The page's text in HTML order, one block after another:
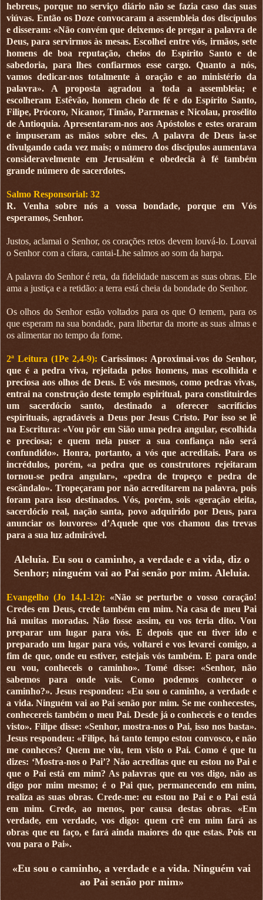
hebreus, porque no serviço diário não se fazia caso das suas
viúvas. Então os Doze convocaram a assembleia dos discípulos
e disseram: «Não convém que deixemos de pregar a palavra de
Deus, para servirmos às mesas. Escolhei entre vós, irmãos, sete
homens de boa reputação, cheios do Espírito Santo e de
sabedoria, para lhes confiarmos esse cargo. Quanto a nós,
vamos dedicar-nos totalmente à oração e ao ministério da
palavra». A proposta agradou a toda a assembleia; e
escolheram Estêvão, homem cheio de fé e do Espírito Santo,
Filipe, Prócoro, Nicanor, Timão, Parmenas e Nicolau, prosélito
de Antioquia. Apresentaram-nos aos Apóstolos e estes oraram
e impuseram as mãos sobre eles. A palavra de Deus ia-se
divulgando cada vez mais; o número dos discípulos aumentava
consideravelmente em Jerusalém e obedecia à fé também
grande número de sacerdotes.
Salmo Responsorial: 32
R. Venha sobre nós a vossa bondade, porque em Vós
esperamos, Senhor.
Justos, aclamai o Senhor, os corações retos devem louvá-lo. Louvai
o Senhor com a cítara, cantai-Lhe salmos ao som da harpa.
A palavra do Senhor é reta, da fidelidade nascem as suas obras. Ele
ama a justiça e a retidão: a terra está cheia da bondade do Senhor.
Os olhos do Senhor estão voltados para os que O temem, para os
que esperam na sua bondade, para libertar da morte as suas almas e
os alimentar no tempo da fome.
2ª Leitura (1Pe 2,4-9): Caríssimos: Aproximai-vos do Senhor,
que é a pedra viva, rejeitada pelos homens, mas escolhida e
preciosa aos olhos de Deus. E vós mesmos, como pedras vivas,
entrai na construção deste templo espiritual, para constituirdes
um sacerdócio santo, destinado a oferecer sacrifícios
espirituais, agradáveis a Deus por Jesus Cristo. Por isso se lê
na Escritura: «Vou pôr em Sião uma pedra angular, escolhida
e preciosa; e quem nela puser a sua confiança não será
confundido». Honra, portanto, a vós que acreditais. Para os
incrédulos, porém, «a pedra que os construtores rejeitaram
tornou-se pedra angular», «pedra de tropeço e pedra de
escândalo». Tropeçaram por não acreditarem na palavra, pois
foram para isso destinados. Vós, porém, sois «geração eleita,
sacerdócio real, nação santa, povo adquirido por Deus, para
anunciar os louvores» d’Aquele que vos chamou das trevas
para a sua luz admirável.
Aleluia. Eu sou o caminho, a verdade e a vida, diz o
Senhor; ninguém vai ao Pai senão por mim. Aleluia.
Evangelho (Jo 14,1-12): «Não se perturbe o vosso coração!
Credes em Deus, crede também em mim. Na casa de meu Pai
há muitas moradas. Não fosse assim, eu vos teria dito. Vou
preparar um lugar para vós. E depois que eu tiver ido e
preparado um lugar para vós, voltarei e vos levarei comigo, a
fim de que, onde eu estiver, estejais vós também. E para onde
eu vou, conheceis o caminho». Tomé disse: «Senhor, não
sabemos para onde vais. Como podemos conhecer o
caminho?». Jesus respondeu: «Eu sou o caminho, a verdade e
a vida. Ninguém vai ao Pai senão por mim. Se me conhecestes,
conhecereis também o meu Pai. Desde já o conheceis e o tendes
visto». Filipe disse: «Senhor, mostra-nos o Pai, isso nos basta».
Jesus respondeu: «Filipe, há tanto tempo estou convosco, e não
me conheces? Quem me viu, tem visto o Pai. Como é que tu
dizes: ‘Mostra-nos o Pai’? Não acreditas que eu estou no Pai e
que o Pai está em mim? As palavras que eu vos digo, não as
digo por mim mesmo; é o Pai que, permanecendo em mim,
realiza as suas obras. Crede-me: eu estou no Pai e o Pai está
em mim. Crede, ao menos, por causa destas obras. «Em
verdade, em verdade, vos digo: quem crê em mim fará as
obras que eu faço, e fará ainda maiores do que estas. Pois eu
vou para o Pai».
«Eu sou o caminho, a verdade e a vida. Ninguém vai
ao Pai senão por mim»